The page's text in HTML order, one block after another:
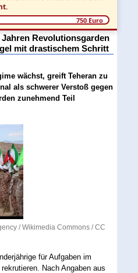
750 Euro
Revolutionsgarden
mit drastischem Schritt
wächst, greift Teheran zu
als schwerer Verstoß gegen
zunehmend Teil
/Wikimedia Commons /CC
für Aufgaben im
Nach Angaben aus